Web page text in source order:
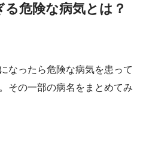
危険な病気とは？
なったら危険な病気を患って
その一部の病名をまとめてみ